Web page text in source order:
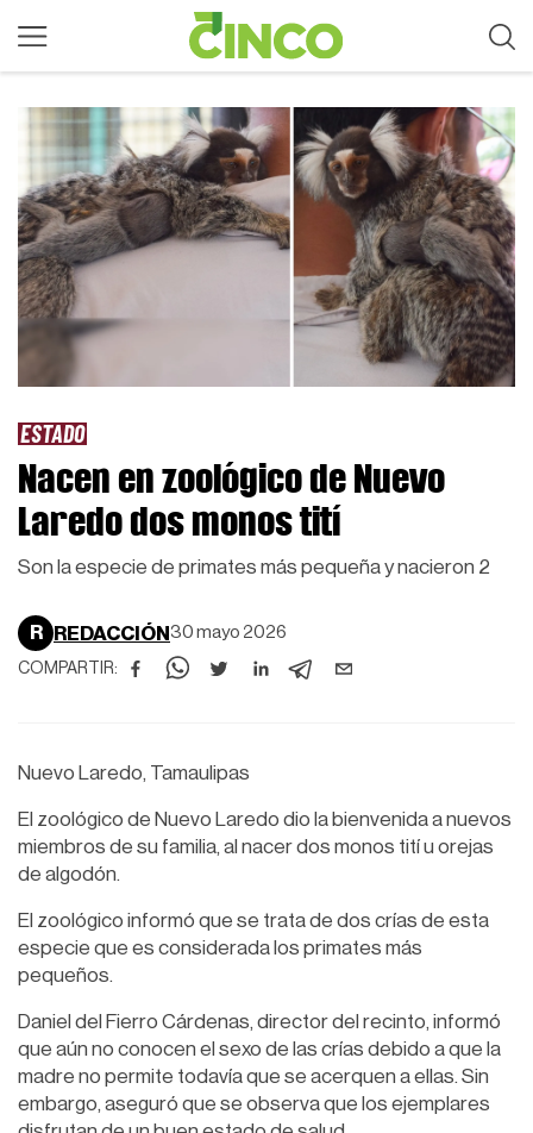
ESTADO
Nacen en zoológico de Nuevo
Laredo dos monos tití
Son la especie de primates más pequeña y nacieron 2
R REDACCIÓN 30 mayo 2026
COMPARTIR:
Nuevo Laredo, Tamaulipas
El zoológico de Nuevo Laredo dio la bienvenida a nuevos
miembros de su familia, al nacer dos monos tití u orejas
de algodón.
El zoológico informó que se trata de dos crías de esta
especie que es considerada los primates más
pequeños.
Daniel del Fierro Cárdenas, director del recinto, informó
que aún no conocen el sexo de las crías debido a que la
madre no permite todavía que se acerquen a ellas. Sin
embargo, aseguró que se observa que los ejemplares